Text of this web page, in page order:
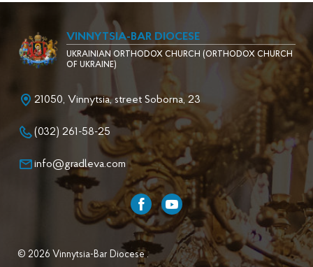
VINNYTSIA-BAR DIOCESE
UKRAINIAN ORTHODOX CHURCH (ORTHODOX CHURCH
OF UKRAINE)
21050, Vinnytsia, street Soborna, 23
(032) 261-58-25
info@gradleva.com
© 2026 Vinnytsia-Bar Diocese .